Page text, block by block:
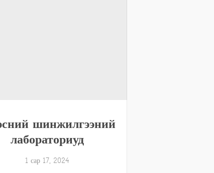
шинжилгээний
лабораториуд
1 сар 17, 2024